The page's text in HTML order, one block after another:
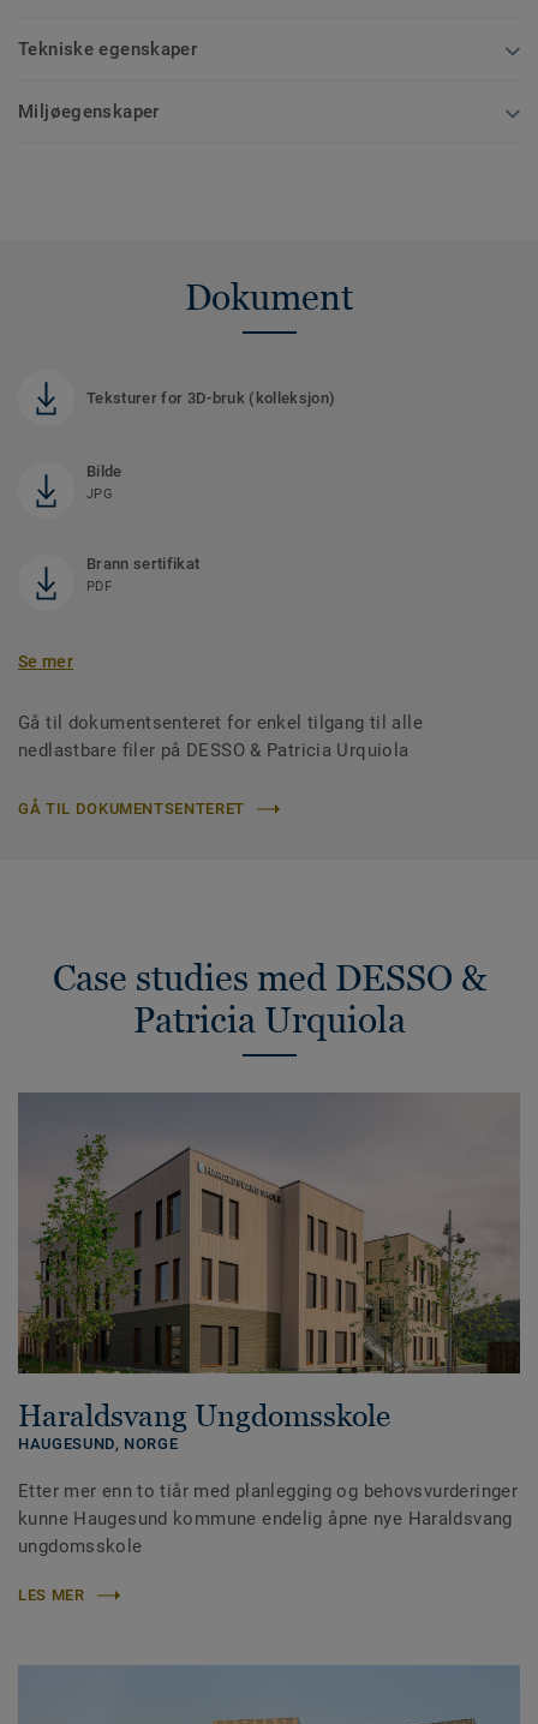
Tekniske egenskaper
Miljøegenskaper
Dokument
Teksturer for 3D-bruk (kolleksjon)
Bilde
JPG
Brann sertifikat
PDF
Se mer
Gå til dokumentsenteret for enkel tilgang til alle
nedlastbare filer på DESSO & Patricia Urquiola
GÅ TIL DOKUMENTSENTERET
Case studies med DESSO &
Patricia Urquiola
Haraldsvang Ungdomsskole
HAUGESUND, NORGE
Etter mer enn to tiår med planlegging og behovsvurderinger
kunne Haugesund kommune endelig åpne nye Haraldsvang
ungdomsskole
LES MER